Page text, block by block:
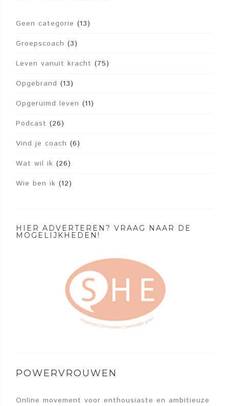
Geen categorie (13)
Groepscoach (3)
Leven vanuit kracht (75)
Opgebrand (13)
Opgeruimd leven (11)
Podcast (26)
Vind je coach (6)
Wat wil ik (26)
Wie ben ik (12)
HIER ADVERTEREN? VRAAG NAAR DE
MOGELIJKHEDEN!
POWERVROUWEN
Online movement voor enthousiaste en ambitieuze